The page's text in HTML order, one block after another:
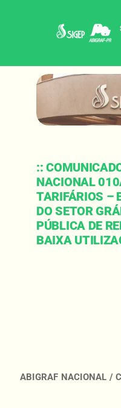
Home
Eventos
Notícias
::
NACIONAL
TARIFÁRIOS –
DO SETOR
PÚBLICA DE
BAIXA
ABIGRAF NACIONAL /